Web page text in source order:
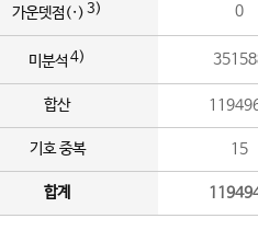
가운뎃점(·) 3) 0
미분석 4)
합산
기호 중복 15
합계